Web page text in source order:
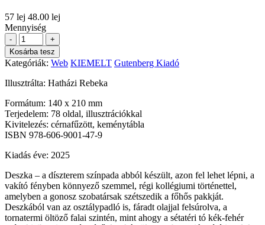
57 lej 48.00 lej
Mennyiség
-
+
Kosárba tesz
Kategóriák: Web KIEMELT Gutenberg Kiadó
Illusztrálta: Hatházi Rebeka
Formátum: 140 x 210 mm
Terjedelem: 78 oldal, illusztrációkkal
Kivitelezés: cérnafűzött, keménytábla
ISBN 978-606-9001-47-9
Kiadás éve: 2025
Deszka – a díszterem színpada abból készült, azon fel lehet lépni, a
vakító fényben könnyező szemmel, régi kollégiumi történettel,
amelyben a gonosz szobatársak szétszedik a főhős pakkját.
Deszkából van az osztálypadló is, fáradt olajjal felsúrolva, a
tornatermi öltöző falai szin­tén, mint ahogy a sétatéri tó kék-fehér